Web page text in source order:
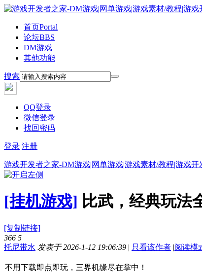
首页Portal
论坛BBS
DM游戏
其他功能
搜索
QQ登录
微信登录
找回密码
登录 注册
游戏开发者之家-DM游戏|网单游戏|游戏素材/教程|游戏开
[挂机游戏] 比武，经典玩法
[复制链接]
366 5
托尼带水 发表于 2026-1-12 19:06:39 | 只看该作者 |阅读模
不用下载即点即玩，三界机缘尽在掌中！